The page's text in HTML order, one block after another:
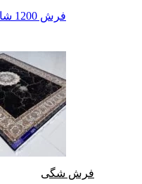
فرش 1200 شانه بزرگمهر
فرش شگی